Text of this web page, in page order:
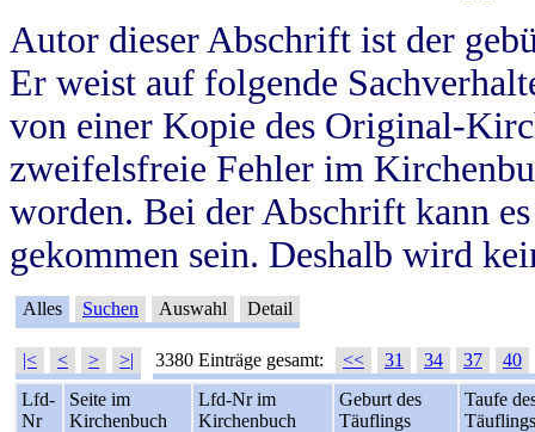
Autor dieser Abschrift ist der
Er weist auf folgende
von einer Kopie des Original-
zweifelsfreie Fehler im
worden. Bei der Abschrift kann
gekommen sein. Deshalb wird
Alles Suchen Auswahl Detail
|< < > >| 3380 Einträge gesamt: << 31 34 37
40
Lfd-
Nr
Seite im
Kirchenbuch
Lfd-Nr im
Kirchenbuch
Geburt des
Täuflings
Taufe
Täuflings